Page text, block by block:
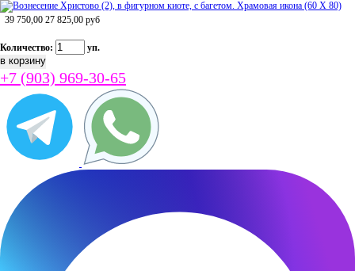
39 750,00 27 825,00 руб
Количество: уп.
+7 (903) 969-30-65